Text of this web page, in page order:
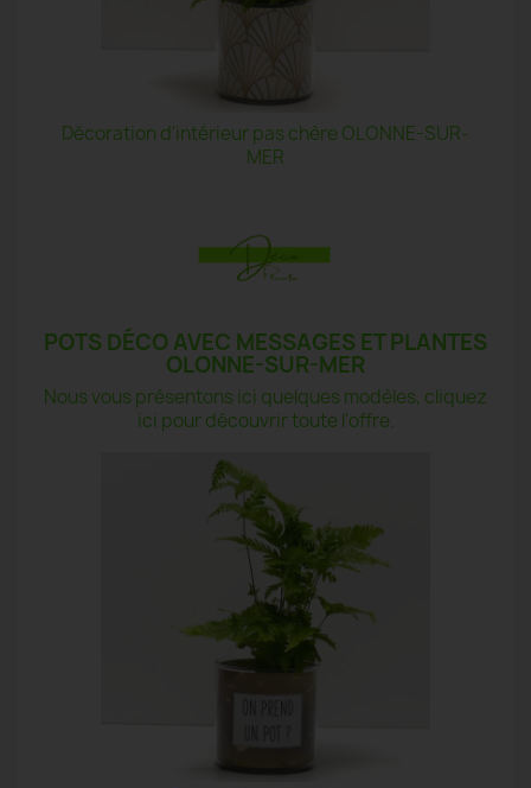
Décoration d'intérieur pas chère OLONNE-SUR-
MER
POTS DÉCO AVEC MESSAGES ET PLANTES
OLONNE-SUR-MER
Nous vous présentons ici quelques modèles, cliquez
ici pour découvrir toute l'offre.